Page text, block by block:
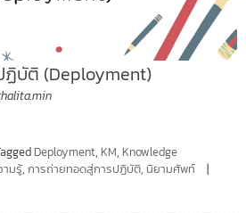
ฏิบัติ (Deployment)
Deployment, KM, Knowledge
ามรู้, การถ่ายทอดสู่การปฏิบัติ, นิยามศัพท์